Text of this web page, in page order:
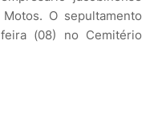
O sepultamento
(08) no Cemitério